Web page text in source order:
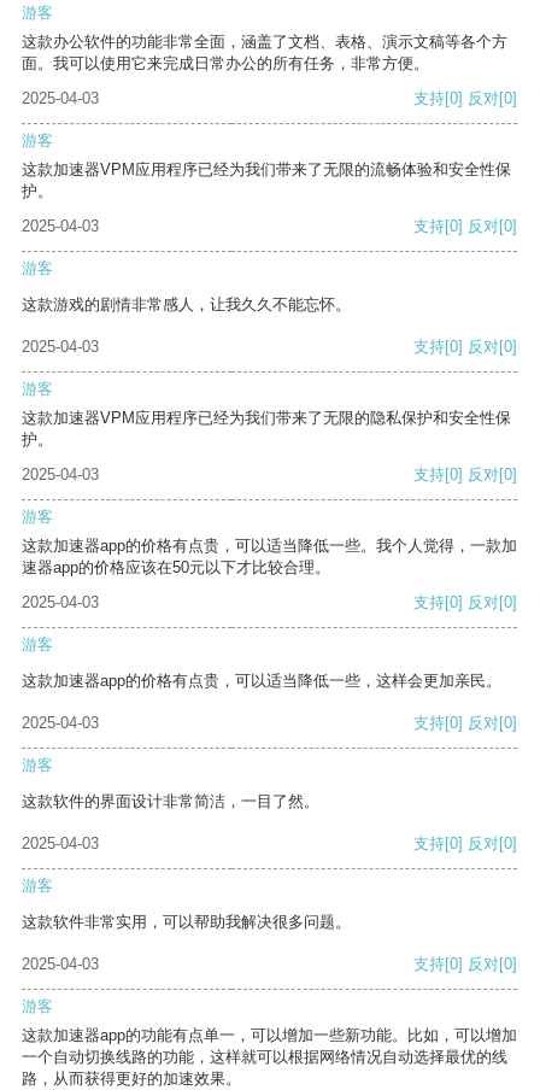
游客
这款办公软件的功能非常全面，涵盖了文档、表格、演示文稿等各个方
面。我可以使用它来完成日常办公的所有任务，非常方便。
2025-04-03
支持[0] 反对[0]
游客
这款加速器VPM应用程序已经为我们带来了无限的流畅体验和安全性保
护。
2025-04-03
支持[0] 反对[0]
游客
这款游戏的剧情非常感人，让我久久不能忘怀。
2025-04-03 支持[0] 反对[0]
游客
这款加速器VPM应用程序已经为我们带来了无限的隐私保护和安全性保
护。
2025-04-03
支持[0] 反对[0]
游客
这款加速器app的价格有点贵，可以适当降低一些。我个人觉得，一款加
速器app的价格应该在50元以下才比较合理。
2025-04-03
支持[0] 反对[0]
游客
这款加速器app的价格有点贵，可以适当降低一些，这样会更加亲民。
2025-04-03 支持[0] 反对[0]
游客
这款软件的界面设计非常简洁，一目了然。
2025-04-03 支持[0] 反对[0]
游客
这款软件非常实用，可以帮助我解决很多问题。
2025-04-03 支持[0] 反对[0]
游客
这款加速器app的功能有点单一，可以增加一些新功能。比如，可以增加
一个自动切换线路的功能，这样就可以根据网络情况自动选择最优的线
路，从而获得更好的加速效果。